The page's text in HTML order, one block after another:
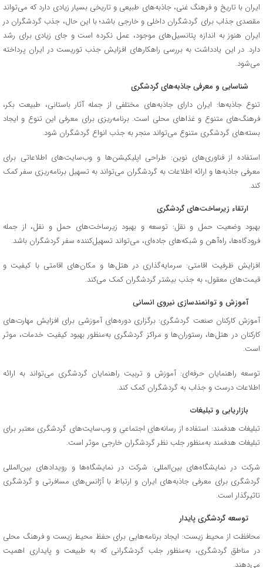
ایران با تاریخ و فرهنگ غنی، جاذبه‌های طبیعی و تاریخی بسیار زیادی دارد که می‌تواند
مقصدی جذاب برای گردشگران داخلی و خارجی باشد؛ با این حال، جذب گردشگران در
ایران هنوز به اندازه پتانسیل‌های موجود، عمل نکرده است و جای زیادی برای رشد
دارد. در این یادداشت به بررسی راهکارهای افزایش جذب توریست در ایران پرداخته
می‌شود.
شناسایی و معرفی جاذبه‌های گردشگری
تنوع جاذبه‌ها: ایران دارای جاذبه‌های مختلفی از جمله آثار باستانی، طبیعت بکر،
فرهنگ‌های متنوع و غذاهای محلی است. برنامه‌ریزی برای معرفی این تنوع و ایجاد
بسته‌های گردشگری متنوع می‌تواند منجر به جذب انواع گردشگران شود.
استفاده از فناوری‌های نوین: طراحی اپلیکیشن‌ها و وب‌سایت‌های اطلاعاتی برای
معرفی جاذبه‌ها و ارائه اطلاعات به گردشگران می‌تواند به تسهیل برنامه‌ریزی سفر کمک
کند.
ارتقاء زیرساخت‌های گردشگری
بهبود وضعیت حمل و نقل: توسعه و بهبود زیرساخت‌های حمل و نقل، از جمله
فرودگاه‌ها، راه‌آهن و شبکه‌های جاده‌ای، می‌تواند تسهیل‌کننده سفر گردشگران باشد.
افزایش ظرفیت اقامتی: سرمایه‌گذاری در هتل‌ها و مکان‌های اقامتی با کیفیت و
قیمت‌های معقول، به جذب بیشتر گردشگران کمک می‌کند.
آموزش و توانمندسازی نیروی انسانی
آموزش کارکنان صنعت گردشگری: برگزاری دوره‌های آموزشی برای افزایش مهارت‌های
کارکنان در هتل‌ها، رستوران‌ها و مراکز گردشگری به‌منظور بهبود کیفیت خدمات، موثر
است.
توسعه راهنمایان حرفه‌ای: آموزش و تربیت راهنمایان گردشگری می‌تواند به ارائه
اطلاعات درست و جذاب به گردشگران کمک کند.
بازاریابی و تبلیغات
تبلیغات هدفمند: استفاده از رسانه‌های اجتماعی و وب‌سایت‌های گردشگری معتبر برای
تبلیغات هدفمند به‌منظور جلب نظر گردشگران خارجی موثر است.
شرکت در نمایشگاه‌های بین‌المللی: شرکت در نمایشگاه‌ها و رویدادهای بین‌المللی
گردشگری برای معرفی جاذبه‌های ایران و ارتباط با آژانس‌های مسافرتی و گردشگری
تاثیرگذار است.
توسعه گردشگری پایدار
محافظت از محیط زیست: ایجاد برنامه‌هایی برای حفظ محیط زیست و فرهنگ محلی
در مناطق گردشگری، به‌منظور جلب گردشگرانی که به طبیعت و پایداری اهمیت
می‌دهند.